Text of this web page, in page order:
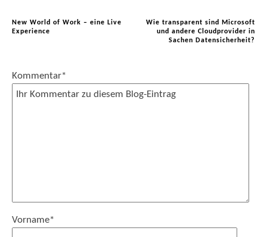
New World of Work – eine Live
Experience
Wie transparent sind Microsoft
und andere Cloudprovider in
Sachen Datensicherheit?
Kommentar*
Vorname*